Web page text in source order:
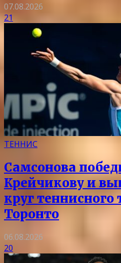
07.08.2026
21
ТЕННИС
Самсонова
Крейчикову и
круг теннисного
Торонто
06.08.2026
20